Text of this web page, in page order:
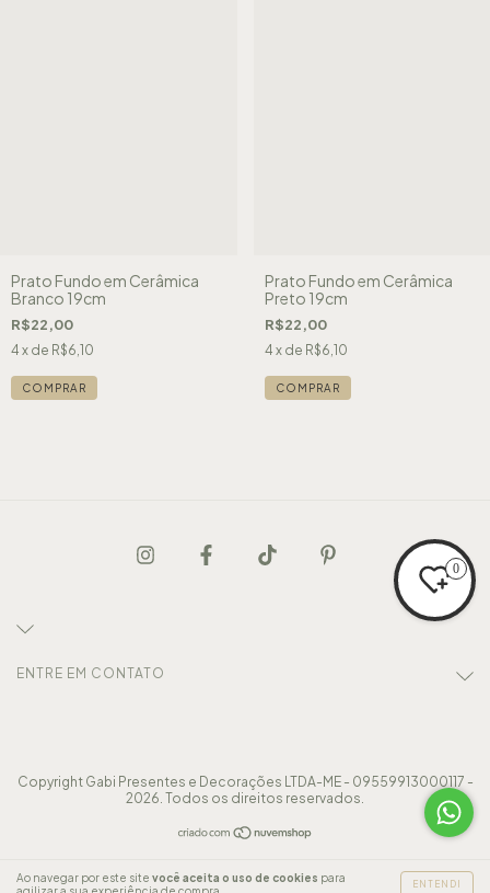
Ao navegar por este site você aceita o uso de cookies para
ENTENDI
Prato Fundo em Cerâmica
Branco 19cm
R$22,00
4 x de R$6,10
Prato Fundo em Cerâmica
Preto 19cm
R$22,00
4 x de R$6,10
ENTRE EM CONTATO
Copyright Gabi Presentes e Decorações LTDA-ME - 09559913000117 -
2026. Todos os direitos reservados.
0